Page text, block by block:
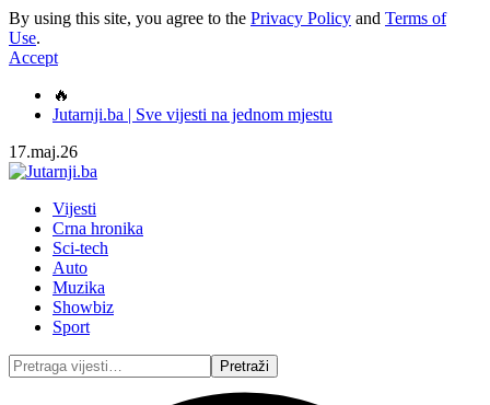
By using this site, you agree to the Privacy Policy and Terms of
Use.
Accept
🔥
Jutarnji.ba | Sve vijesti na jednom mjestu
17.maj.26
Vijesti
Crna hronika
Sci-tech
Auto
Muzika
Showbiz
Sport